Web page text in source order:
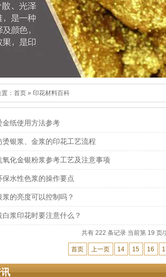
： 首页» 印花材料百科
金纸使用方法参考
烫银浆、金浆的印花工艺流程
氧化金银粉浆参考工艺及注意事项
保水性色浆的操作要点
浆的亮度可以控制吗？
白浆印花时要注意什么？
共有 222 条记录 当前第 19 页
首页 上一页 14 15 16